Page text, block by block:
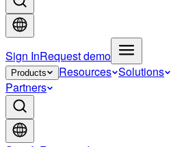
Sign InRequest demo
Products Resources Solutions
Partners